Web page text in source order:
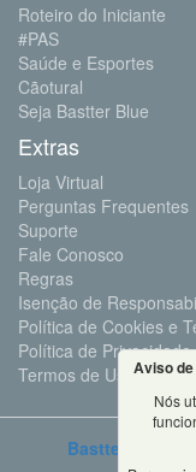
Roteiro do Iniciante
#PAS
Saúde e Esportes
Cãotural
Seja Bastter Blue
Extras
Loja Virtual
Perguntas Frequentes
Suporte
Fale Conosco
Regras
Isenção de
Política de Cookies e
Política de
Termos de Uso
Bastter.com
Aviso
Nós